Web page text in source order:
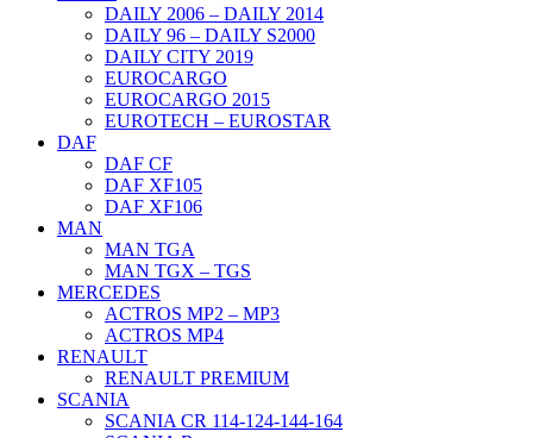
DAILY 2006 – DAILY 2014
DAILY 96 – DAILY S2000
DAILY CITY 2019
EUROCARGO
EUROCARGO 2015
EUROTECH – EUROSTAR
DAF
DAF CF
DAF XF105
DAF XF106
MAN
MAN TGA
MAN TGX – TGS
MERCEDES
ACTROS MP2 – MP3
ACTROS MP4
RENAULT
RENAULT PREMIUM
SCANIA
SCANIA CR 114-124-144-164